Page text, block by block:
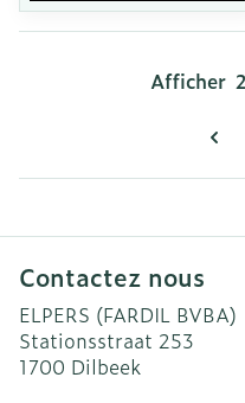
Afficher
Contactez nous
ELPERS (FARDIL BVBA)
Stationsstraat 253
1700 Dilbeek